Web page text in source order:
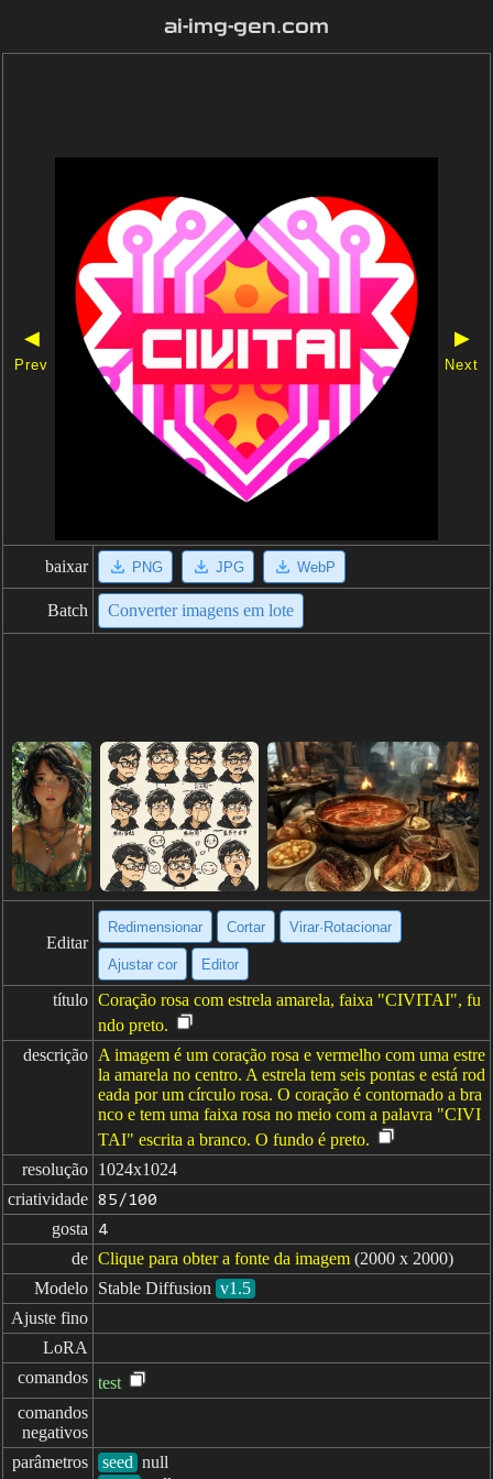
ai-img-gen.com
◀
Prev
▶
Next
baixar PNG JPG WebP
Batch Converter imagens em lote
Editar
Redimensionar Cortar Virar·Rotacionar
Ajustar cor Editor
título Coração rosa com estrela amarela, faixa "CIVITAI", fu
ndo preto.
descrição A imagem é um coração rosa e vermelho com uma estre
la amarela no centro. A estrela tem seis pontas e está rod
eada por um círculo rosa. O coração é contornado a bra
nco e tem uma faixa rosa no meio com a palavra "CIVI
TAI" escrita a branco. O fundo é preto.
resolução 1024x1024
criatividade 85/100
gosta 4
de Clique para obter a fonte da imagem (2000 x 2000)
Modelo Stable Diffusion v1.5
Ajuste fino
LoRA
comandos test
comandos
negativos
parâmetros
seed